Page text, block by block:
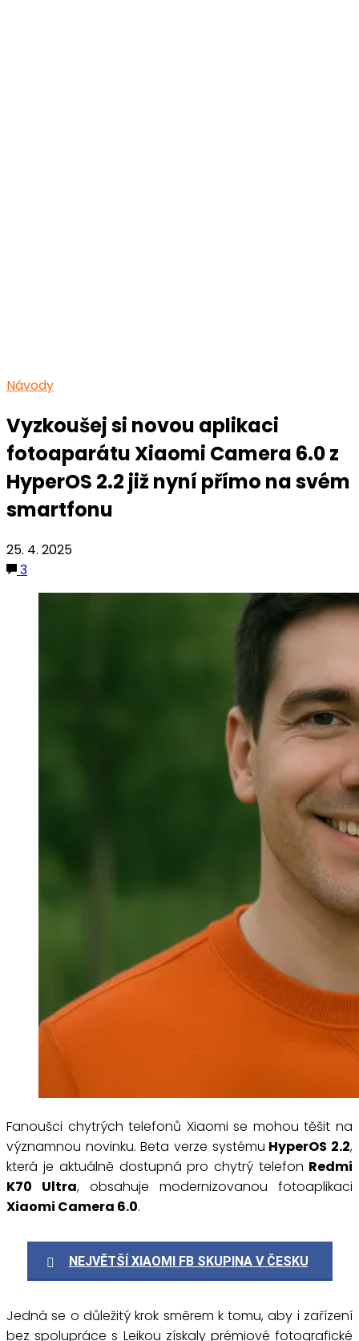
Návody
Vyzkoušej si novou aplikaci
fotoaparátu Xiaomi Camera 6.0 z
HyperOS 2.2 již nyní přímo na svém
smartfonu
25. 4. 2025
3
Fanoušci chytrých telefonů Xiaomi se mohou těšit na
významnou novinku. Beta verze systému HyperOS 2.2,
která je aktuálně dostupná pro chytrý telefon Redmi
K70 Ultra, obsahuje modernizovanou fotoaplikaci
Xiaomi Camera 6.0.
NEJVĚTŠÍ XIAOMI FB SKUPINA V ČESKU
Jedná se o důležitý krok směrem k tomu, aby i zařízení
bez spolupráce s Leikou získaly prémiové fotografické